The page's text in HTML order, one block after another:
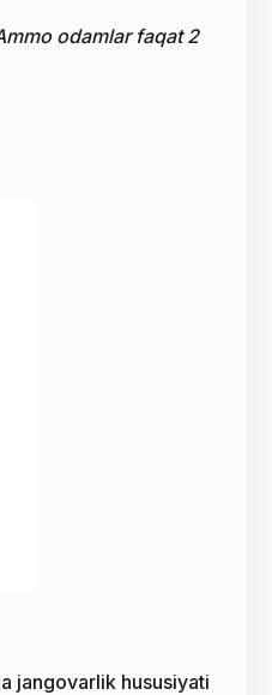
odamlar faqat 2
jangovarlik hususiyati